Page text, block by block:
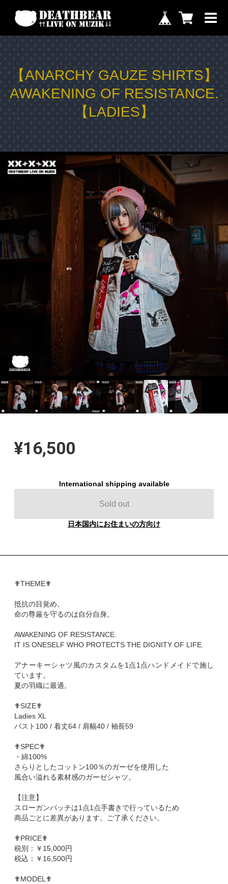
【ANARCHY GAUZE SHIRTS】
AWAKENING OF RESISTANCE.
【LADIES】
¥16,500
International shipping available
Sold out
日本国内にお住まいの方向け
✟THEME✟
抵抗の目覚め。
命の尊厳を守るのは自分自身。
AWAKENING OF RESISTANCE.
IT IS ONESELF WHO PROTECTS THE DIGNITY OF LIFE.
アナーキーシャツ風のカスタムを1点1点ハンドメイドで施し
ています。
夏の羽織に最適。
✟SIZE✟
Ladies XL
バスト100 / 着丈64 / 肩幅40 / 袖長59
✟SPEC✟
・綿100%
さらりとしたコットン100％のガーゼを使用した
風合い溢れる素材感のガーゼシャツ。
【注意】
スローガンパッチは1点1点手書きで行っているため
商品ごとに差異があります。ご了承ください。
✟PRICE✟
税別：￥15,000円
税込：￥16,500円
✟MODEL✟